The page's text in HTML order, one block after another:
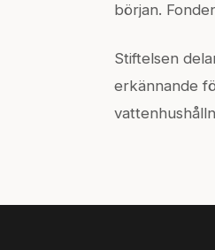
början.
Stiftelsen
erkännande